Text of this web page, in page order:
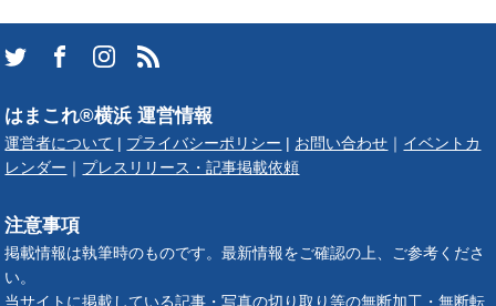
はまこれ®横浜 運営情報
運営者について | プライバシーポリシー | お問い合わせ ｜ イベントカ
レンダー ｜ プレスリリース・記事掲載依頼
注意事項
掲載情報は執筆時のものです。最新情報をご確認の上、ご参考くださ
い。
当サイトに掲載している記事・写真の切り取り等の無断加工・無断転